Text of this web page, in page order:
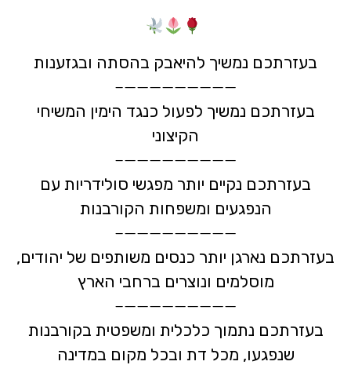
בעזרתכם נמשיך להיאבק בהסתה ובגזענות
—————————–
בעזרתכם נמשיך לפעול כנגד הימין המשיחי
הקיצוני
—————————–
בעזרתכם נקיים יותר מפגשי סולידריות עם
הנפגעים ומשפחות הקורבנות
—————————–
בעזרתכם נארגן יותר כנסים משותפים של יהודים,
מוסלמים ונוצרים ברחבי הארץ
—————————–
בעזרתכם נתמוך כלכלית ומשפטית בקורבנות
שנפגעו, מכל דת ובכל מקום במדינה